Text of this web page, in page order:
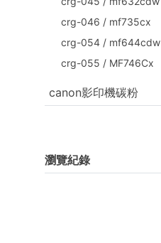
crg-046 / mf735cx
crg-054 / mf644cdw
crg-055 / MF746Cx
canon影印機碳粉
瀏覽紀錄